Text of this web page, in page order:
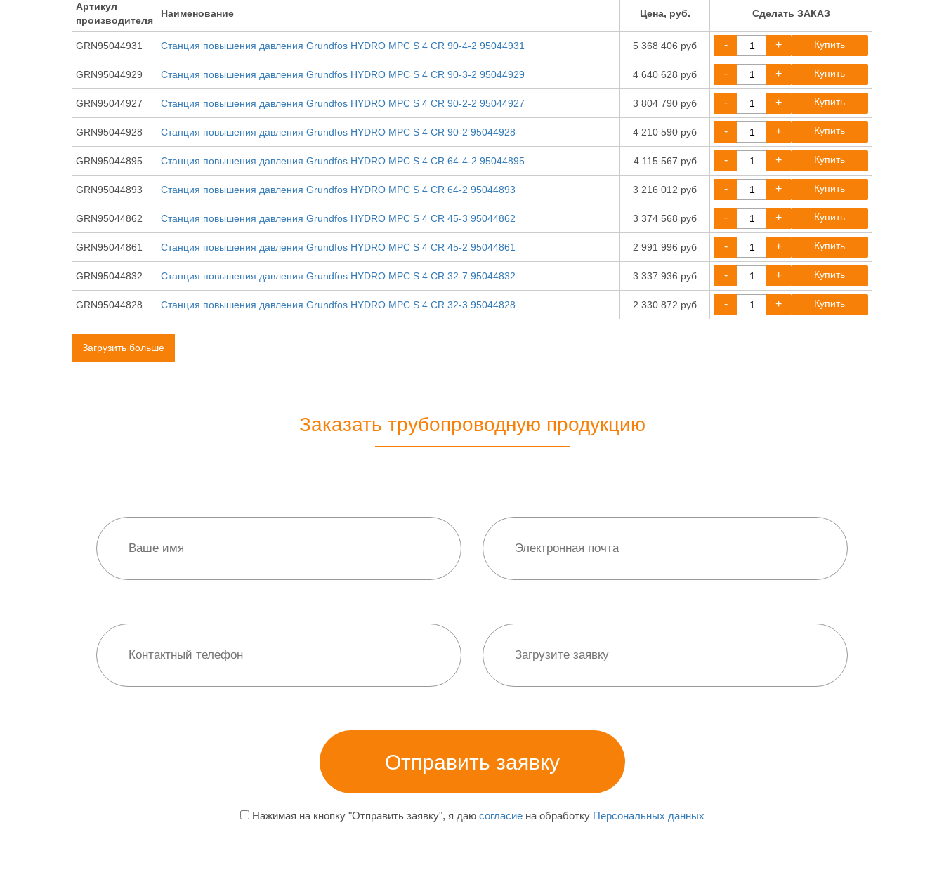
Артикул
производителя
Наименование Цена, руб. Сделать ЗАКАЗ
GRN95044931 Станция повышения давления Grundfos HYDRO MPC S 4 CR 90-4-2 95044931 5 368 406 руб - + Купить
GRN95044929 Станция повышения давления Grundfos HYDRO MPC S 4 CR 90-3-2 95044929 4 640 628 руб - + Купить
GRN95044927 Станция повышения давления Grundfos HYDRO MPC S 4 CR 90-2-2 95044927 3 804 790 руб - + Купить
GRN95044928 Станция повышения давления Grundfos HYDRO MPC S 4 CR 90-2 95044928 4 210 590 руб - + Купить
GRN95044895 Станция повышения давления Grundfos HYDRO MPC S 4 CR 64-4-2 95044895 4 115 567 руб - + Купить
GRN95044893 Станция повышения давления Grundfos HYDRO MPC S 4 CR 64-2 95044893 3 216 012 руб - + Купить
GRN95044862 Станция повышения давления Grundfos HYDRO MPC S 4 CR 45-3 95044862 3 374 568 руб - + Купить
GRN95044861 Станция повышения давления Grundfos HYDRO MPC S 4 CR 45-2 95044861 2 991 996 руб - + Купить
GRN95044832 Станция повышения давления Grundfos HYDRO MPC S 4 CR 32-7 95044832 3 337 936 руб - + Купить
GRN95044828 Станция повышения давления Grundfos HYDRO MPC S 4 CR 32-3 95044828 2 330 872 руб - + Купить
Загрузить больше
Заказать трубопроводную продукцию
Нажимая на кнопку "Отправить заявку", я даю согласиена обработку Персональных данных